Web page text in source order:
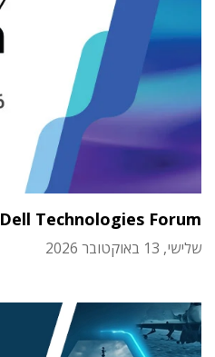
Dell Technologies Forum
שלישי, 13 באוקטובר 2026